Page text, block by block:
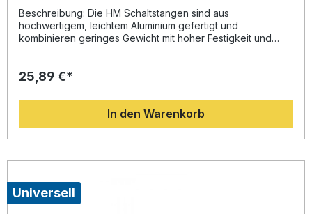
Beschreibung: Die HM Schaltstangen sind aus
hochwertigem, leichtem Aluminium gefertigt und
kombinieren geringes Gewicht mit hoher Festigkeit und
Korrosionsschutz. Diese Schaltstangen sind in
wenn Sie einen Quickshifter installieren möchten, der eine
abweichende Schaltstangenlänge erfordert. Leichtes,
robustes Aluminium für optimale Stabilität Schwarze
Pulverbeschichtung für langlebigen Schutz und
individuelle Anforderungen Ideal zur Quickshifter-
Austausch dank präziser Fertigung und Gewindepassung
25,89 €*
In den Warenkorb
Universell